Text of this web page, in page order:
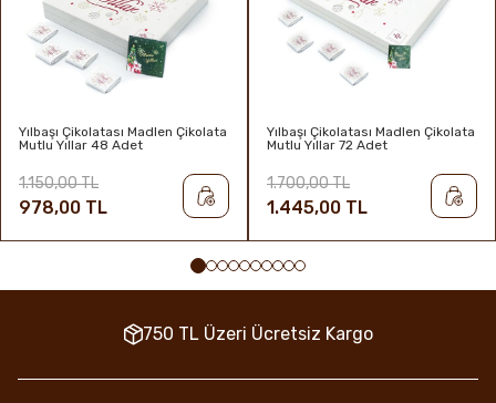
Yılbaşı Çikolatası Madlen Çikolata
Mutlu Yıllar 48 Adet
978,00 TL
1.150,00 TL
Yılbaşı Çikolatası Madlen Çikolata
Mutlu Yıllar 72 Adet
1.445,00 TL
1.700,00 TL
750 TL Üzeri Ücretsiz Kargo